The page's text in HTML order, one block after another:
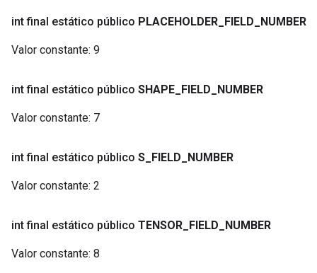
int final estático público PLACEHOLDER FIELD NUMBER
Valor constante: 9
int final estático público SHAPE FIELD NUMBER
Valor constante: 7
int final estático público S FIELD NUMBER
Valor constante: 2
int final estático público TENSOR FIELD NUMBER
Valor constante: 8